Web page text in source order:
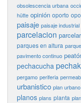
obsolescencia urbana
hütte opinión oporto
paisaje paisaje industrial
parcelacion
parques en altura
pavimento continuo
pechacucha
pergamo periferia
urbanistico plan urbano
planos plans planta